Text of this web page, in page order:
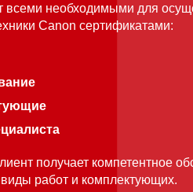
всеми необходимыми для
Canon сертификатами:
получает компетентное
работ и комплектующих.